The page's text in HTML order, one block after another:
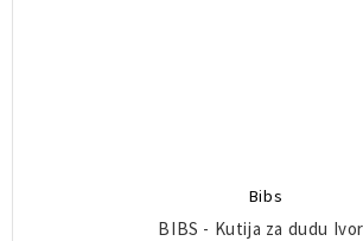
Bibs
BIBS - Kutija za dudu